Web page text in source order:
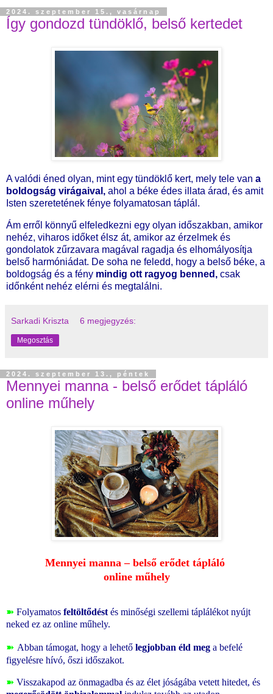
2024. szeptember 15., vasárnap
Így gondozd tündöklő, belső kertedet
A valódi éned olyan, mint egy tündöklő kert, mely tele van a
boldogság virágaival, ahol a béke édes illata árad, és amit
Isten szeretetének fénye folyamatosan táplál.
Ám erről könnyű elfeledkezni egy olyan időszakban, amikor
nehéz, viharos időket élsz át, amikor az érzelmek és
gondolatok zűrzavara magával ragadja és elhomályosítja
belső harmóniádat. De soha ne feledd, hogy a belső béke, a
boldogság és a fény mindig ott ragyog benned, csak
időnként nehéz elérni és megtalálni.
Sarkadi Kriszta 6 megjegyzés:
Megosztás
2024. szeptember 13., péntek
Mennyei manna - belső erődet tápláló
online műhely
Mennyei manna – belső erődet tápláló
online műhely
➽ Folyamatos feltöltődést és minőségi szellemi táplálékot nyújt
neked ez az online műhely.
➽ Abban támogat, hogy a lehető legjobban éld meg a befelé
figyelésre hívó, őszi időszakot.
➽ Visszakapod az önmagadba és az élet jóságába vetett hitedet, és